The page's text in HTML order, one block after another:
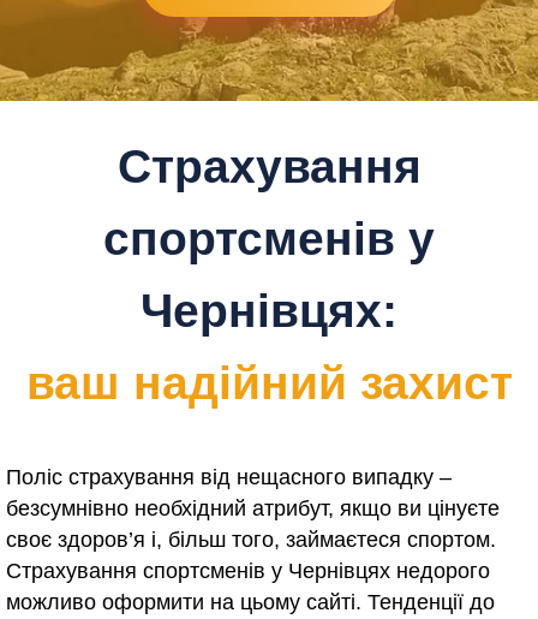
Страхування
спортсменів у
Чернівцях:
ваш надійний захист
Поліс страхування від нещасного випадку –
безсумнівно необхідний атрибут, якщо ви цінуєте
своє здоров’я і, більш того, займаєтеся спортом.
Страхування спортсменів у Чернівцях недорого
можливо оформити на цьому сайті. Тенденції до